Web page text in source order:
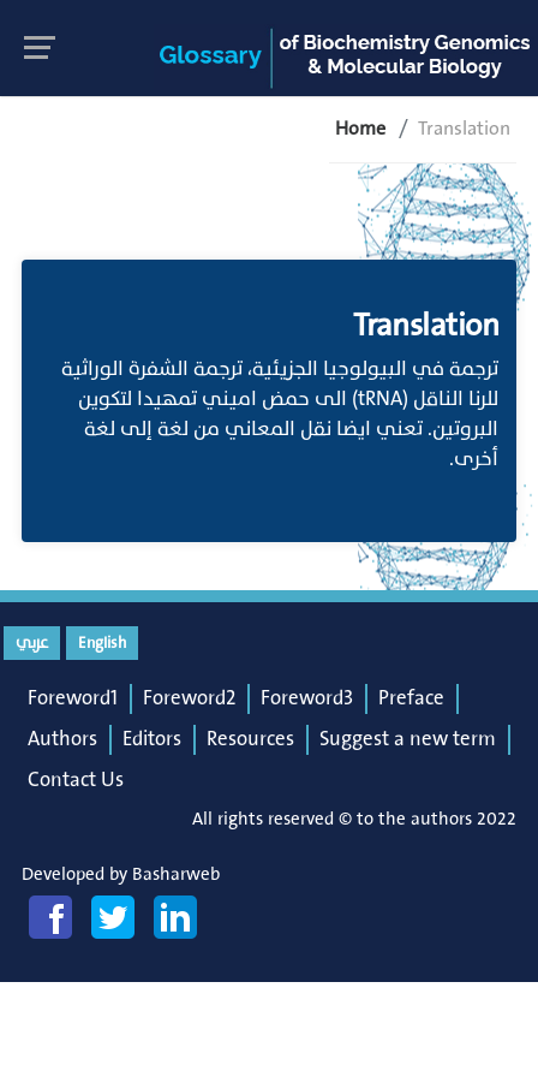
Home Translation
Translation
ترجمة في البيولوجيا الجزيئية، ترجمة الشفرة الوراثية
للرنا الناقل (tRNA) الى حمض اميني تمهيدا لتكوين
البروتين. تعني ايضا نقل المعاني من لغة إلى لغة
أخرى.
English عربي
Foreword1 Foreword2 Foreword3
Preface
Authors
Editors Resources
Suggest a new term
Contact Us
All rights reserved © to the authors 2022
Developed by Basharweb